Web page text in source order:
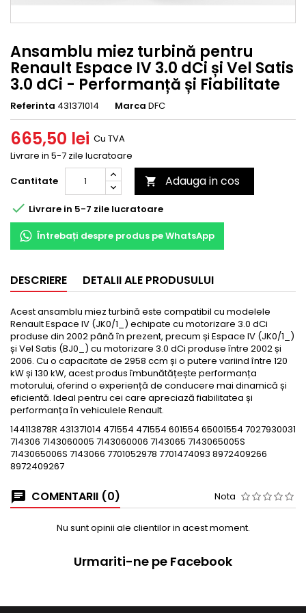
Ansamblu miez turbină pentru
Renault Espace IV 3.0 dCi și Vel Satis
3.0 dCi - Performanță și Fiabilitate
Referinta 431371014 Marca DFC
665,50 lei Cu TVA
Livrare in 5-7 zile lucratoare
Cantitate
 Adauga in cos
 Livrare in 5-7 zile lucratoare
Întrebați despre produs pe WhatsApp
DESCRIERE DETALII ALE PRODUSULUI
Acest ansamblu miez turbină este compatibil cu modelele
Renault Espace IV (JK0/1_) echipate cu motorizare 3.0 dCi
produse din 2002 până în prezent, precum și Espace IV (JK0/1_)
și Vel Satis (BJ0_) cu motorizare 3.0 dCi produse între 2002 și
2006. Cu o capacitate de 2958 ccm și o putere variind între 120
kW și 130 kW, acest produs îmbunătățește performanța
motorului, oferind o experiență de conducere mai dinamică și
eficientă. Ideal pentru cei care apreciază fiabilitatea și
performanța în vehiculele Renault.
144113878R 431371014 471554 471554 601554 65001554 7027930031
714306 7143060005 7143060006 7143065 7143065005S
7143065006S 7143066 7701052978 7701474093 8972409266
8972409267
COMENTARII (0) Nota
Nu sunt opinii ale clientilor in acest moment.
Urmariti-ne pe Facebook